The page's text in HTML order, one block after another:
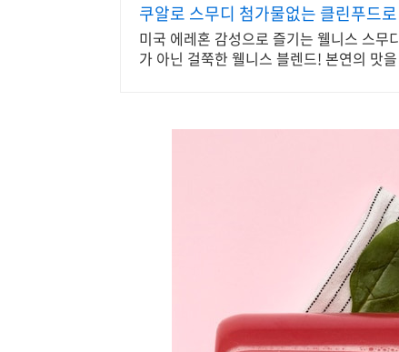
쿠알로 스무디 첨가물없는 클린푸드
미국 에레혼 감성으로 즐기는 웰니스 스
가 아닌 걸쭉한 웰니스 블렌드! 본연의 맛